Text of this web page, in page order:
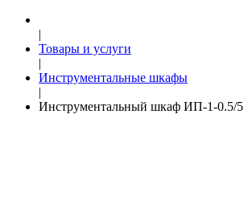
|
Товары и услуги
|
Инструментальные шкафы
|
Инструментальный шкаф ИП-1-0.5/5